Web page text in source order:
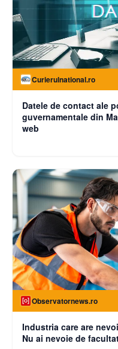
Curierulnational.ro
Datele de contact ale
guvernamentale din
web
Observatornews.ro
Industria care are
Nu ai nevoie de